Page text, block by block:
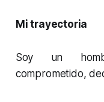
Mi trayectoria
Soy un
comprometido,